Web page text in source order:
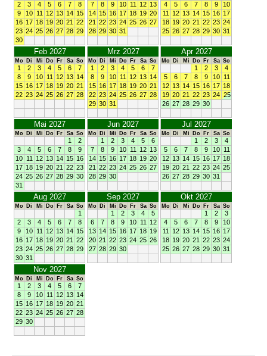
2
3 4 5 6 7
8
9
10 11 12 13 14 15
16 17 18 19 20 21 22
23 24 25 26 27 28 29
30
7
8 9 10 11 12 13
14 15 16 17 18 19 20
21 22 23 24 25 26 27
28 29 30 31
4
5 6 7 8 9
10
11
12 13 14 15 16 17
18 19 20 21 22 23 24
25 26 27 28 29 30 31
Feb 2027
Mo Di Mi Do Fr Sa So
1 2 3 4 5 6
7
8
9 10 11 12 13 14
15 16 17 18 19 20 21
22 23 24 25 26 27 28
Mrz 2027
Mo Di Mi Do Fr Sa So
1 2 3 4 5 6
7
8
9 10 11 12 13 14
15 16 17 18 19 20 21
22 23 24 25 26 27 28
29 30 31
Apr 2027
Mo Di Mi Do Fr Sa So
1 2 3
4
5
6 7 8 9 10 11
12 13 14 15 16 17 18
19 20 21 22 23 24 25
26 27 28 29 30
Mai 2027
Mo Di Mi Do Fr Sa So
1
2
3
4 5 6 7 8
9
10 11 12 13 14 15 16
17 18 19 20 21 22 23
24 25 26 27 28 29 30
31
Jun 2027
Mo Di Mi Do Fr Sa So
1 2 3 4 5
6
7
8 9 10 11 12 13
14 15 16 17 18 19 20
21 22 23 24 25 26 27
28 29 30
Jul 2027
Mo Di Mi Do Fr Sa So
1 2 3
4
5
6 7 8 9 10 11
12 13 14 15 16 17 18
19 20 21 22 23 24 25
26 27 28 29 30 31
Aug 2027
Mo Di Mi Do Fr Sa So
1
2
3 4 5 6 7
8
9
10 11 12 13 14 15
16 17 18 19 20 21 22
23 24 25 26 27 28 29
30 31
Sep 2027
Mo Di Mi Do Fr Sa So
1 2 3 4
5
6
7 8 9 10 11
12
13 14 15 16 17 18 19
20 21 22 23 24 25 26
27 28 29 30
Okt 2027
Mo Di Mi Do Fr Sa So
1 2
3
4
5 6 7 8 9
10
11
12 13 14 15 16 17
18 19 20 21 22 23 24
25 26 27 28 29 30 31
Nov 2027
Mo Di Mi Do Fr Sa So
1 2 3 4 5 6
7
8
9 10 11 12 13 14
15 16 17 18 19 20 21
22 23 24 25 26 27 28
29 30